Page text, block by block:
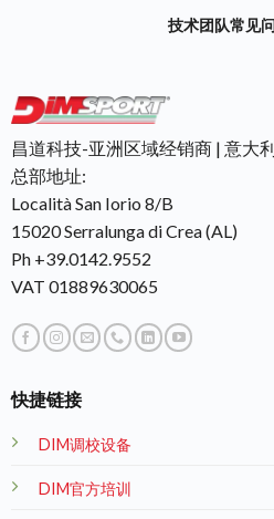
技术团队常见
昌道科技-亚洲区域经销商 | 意大
总部地址:
Località San Iorio 8/B
15020 Serralunga di Crea (AL)
Ph +39.0142.9552
VAT 01889630065
快捷链接
DIM调校设备
DIM官方培训